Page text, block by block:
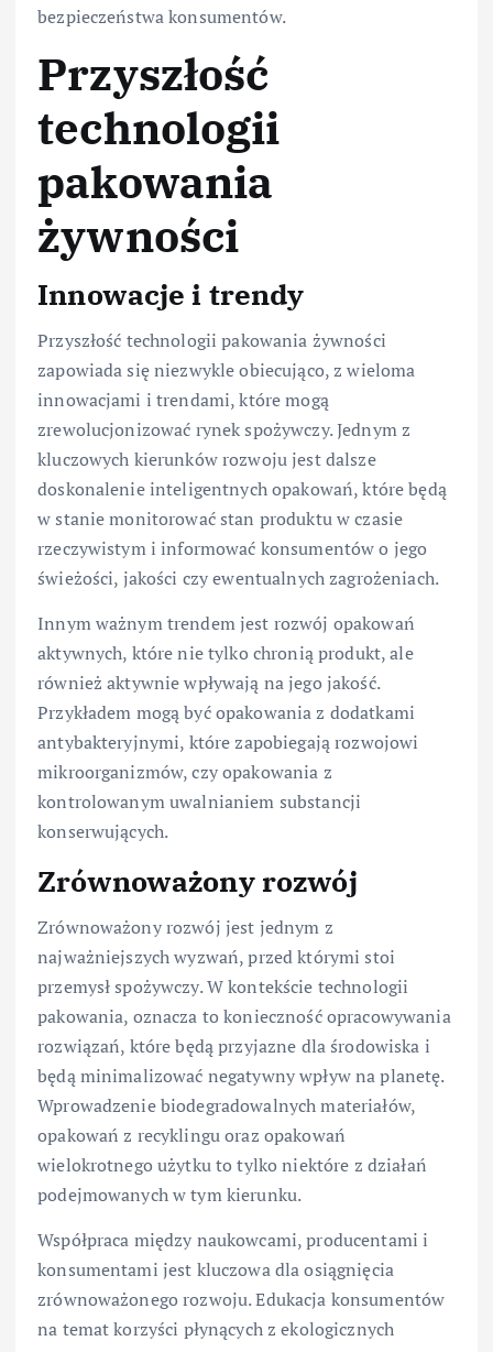
bezpieczeństwa konsumentów.
Przyszłość
technologii
pakowania
żywności
Innowacje i trendy
Przyszłość technologii pakowania żywności
zapowiada się niezwykle obiecująco, z wieloma
innowacjami i trendami, które mogą
zrewolucjonizować rynek spożywczy. Jednym z
kluczowych kierunków rozwoju jest dalsze
doskonalenie inteligentnych opakowań, które będą
w stanie monitorować stan produktu w czasie
rzeczywistym i informować konsumentów o jego
świeżości, jakości czy ewentualnych zagrożeniach.
Innym ważnym trendem jest rozwój opakowań
aktywnych, które nie tylko chronią produkt, ale
również aktywnie wpływają na jego jakość.
Przykładem mogą być opakowania z dodatkami
antybakteryjnymi, które zapobiegają rozwojowi
mikroorganizmów, czy opakowania z
kontrolowanym uwalnianiem substancji
konserwujących.
Zrównoważony rozwój
Zrównoważony rozwój jest jednym z
najważniejszych wyzwań, przed którymi stoi
przemysł spożywczy. W kontekście technologii
pakowania, oznacza to konieczność opracowywania
rozwiązań, które będą przyjazne dla środowiska i
będą minimalizować negatywny wpływ na planetę.
Wprowadzenie biodegradowalnych materiałów,
opakowań z recyklingu oraz opakowań
wielokrotnego użytku to tylko niektóre z działań
podejmowanych w tym kierunku.
Współpraca między naukowcami, producentami i
konsumentami jest kluczowa dla osiągnięcia
zrównoważonego rozwoju. Edukacja konsumentów
na temat korzyści płynących z ekologicznych